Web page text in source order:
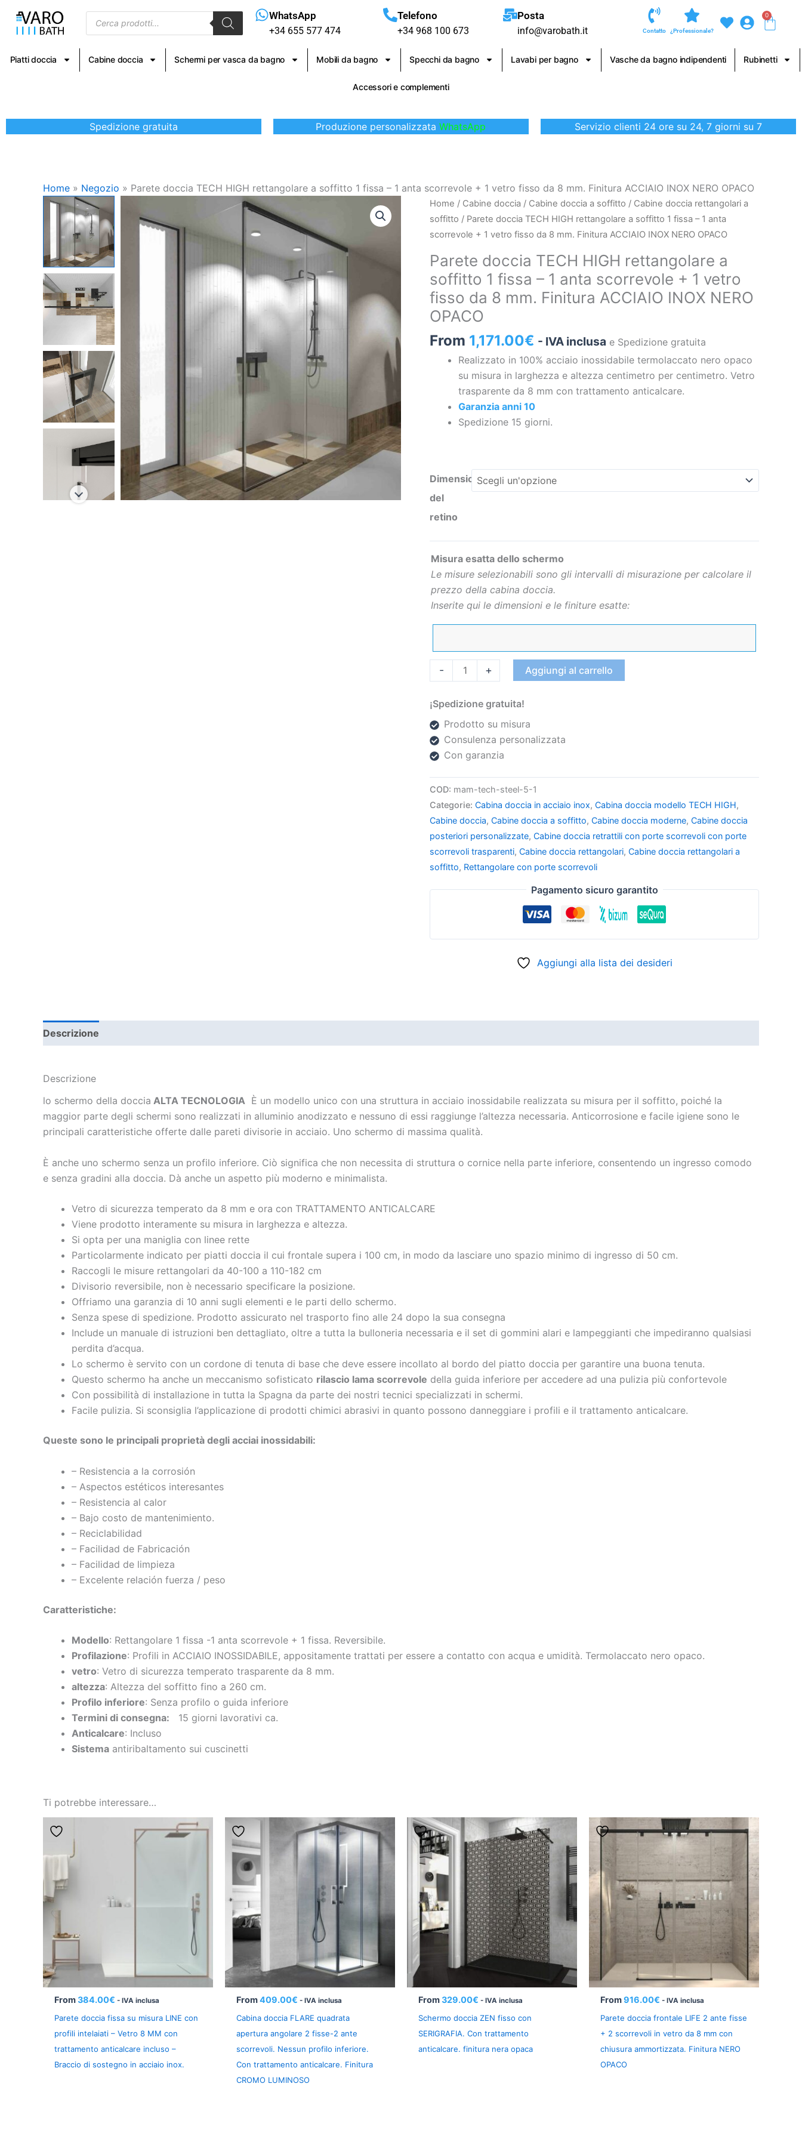
contenuto
Products
search
WhatsApp
+34 655 577 474
Telefono
+34 968 100 673
Posta
info@varobath.it Contatto ¿Professionale?
0
Piatti doccia Cabine doccia Schermi per vasca da bagno Mobili da bagno Specchi da bagno Lavabi per bagno Vasche da bagno indipendenti Rubinetti
Accessori e complementi
Spedizione gratuita Produzione personalizzataWhatsApp Servizio clienti 24 ore su 24, 7 giorni su 7
Home » Negozio » Parete doccia TECH HIGH rettangolare a soffitto 1 fissa – 1 anta scorrevole + 1 vetro fisso da 8 mm. Finitura ACCIAIO INOX NERO OPACO
Home / Cabine doccia / Cabine doccia a soffitto / Cabine doccia rettangolari a
soffitto / Parete doccia TECH HIGH rettangolare a soffitto 1 fissa – 1 anta
scorrevole + 1 vetro fisso da 8 mm. Finitura ACCIAIO INOX NERO OPACO
Parete doccia TECH HIGH rettangolare a
soffitto 1 fissa – 1 anta scorrevole + 1 vetro
fisso da 8 mm. Finitura ACCIAIO INOX NERO
OPACO
From 1,171.00€ - IVA inclusa e Spedizione gratuita
Realizzato in 100% acciaio inossidabile termolaccato nero opaco
su misura in larghezza e altezza centimetro per centimetro. Vetro
trasparente da 8 mm con trattamento anticalcare.
Garanzia anni 10
Spedizione 15 giorni.
Dimensioni
del
retino
Misura esatta dello schermo
Le misure selezionabili sono gli intervalli di misurazione per calcolare il
prezzo della cabina doccia.
Inserite qui le dimensioni e le finiture esatte:
-
Parete
doccia
TECH
rettangolare
a
soffitto
1
–
scorrevole
8
mm.
Finitura
INOX
NERO
OPACO
quantità
+ Aggiungi al carrello
¡Spedizione gratuita!
Prodotto su misura
Consulenza personalizzata
Con garanzia
COD: mam-tech-steel-5-1
Categorie: Cabina doccia in acciaio inox, Cabina doccia modello TECH HIGH,
Cabine doccia, Cabine doccia a soffitto, Cabine doccia moderne, Cabine doccia
posteriori personalizzate, Cabine doccia retrattili con porte scorrevoli con porte
scorrevoli trasparenti, Cabine doccia rettangolari, Cabine doccia rettangolari a
soffitto, Rettangolare con porte scorrevoli
Pagamento sicuro garantito
Aggiungi alla lista dei desideri
Descrizione
Descrizione
lo schermo della doccia ALTA TECNOLOGIA È un modello unico con una struttura in acciaio inossidabile realizzata su misura per il soffitto, poiché la
maggior parte degli schermi sono realizzati in alluminio anodizzato e nessuno di essi raggiunge l’altezza necessaria. Anticorrosione e facile igiene sono le
principali caratteristiche offerte dalle pareti divisorie in acciaio. Uno schermo di massima qualità.
È anche uno schermo senza un profilo inferiore. Ciò significa che non necessita di struttura o cornice nella parte inferiore, consentendo un ingresso comodo
e senza gradini alla doccia. Dà anche un aspetto più moderno e minimalista.
Vetro di sicurezza temperato da 8 mm e ora con TRATTAMENTO ANTICALCARE
Viene prodotto interamente su misura in larghezza e altezza.
Si opta per una maniglia con linee rette
Particolarmente indicato per piatti doccia il cui frontale supera i 100 cm, in modo da lasciare uno spazio minimo di ingresso di 50 cm.
Raccogli le misure rettangolari da 40-100 a 110-182 cm
Divisorio reversibile, non è necessario specificare la posizione.
Offriamo una garanzia di 10 anni sugli elementi e le parti dello schermo.
Senza spese di spedizione. Prodotto assicurato nel trasporto fino alle 24 dopo la sua consegna
Include un manuale di istruzioni ben dettagliato, oltre a tutta la bulloneria necessaria e il set di gommini alari e lampeggianti che impediranno qualsiasi
perdita d’acqua.
Lo schermo è servito con un cordone di tenuta di base che deve essere incollato al bordo del piatto doccia per garantire una buona tenuta.
Questo schermo ha anche un meccanismo sofisticato rilascio lama scorrevole della guida inferiore per accedere ad una pulizia più confortevole
Con possibilità di installazione in tutta la Spagna da parte dei nostri tecnici specializzati in schermi.
Facile pulizia. Si sconsiglia l’applicazione di prodotti chimici abrasivi in ​​quanto possono danneggiare i profili e il trattamento anticalcare.
Queste sono le principali proprietà degli acciai inossidabili:
– Resistencia a la corrosión
– Aspectos estéticos interesantes
– Resistencia al calor
– Bajo costo de mantenimiento.
– Reciclabilidad
– Facilidad de Fabricación
– Facilidad de limpieza
– Excelente relación fuerza / peso
Caratteristiche:
Modello: Rettangolare 1 fissa -1 anta scorrevole + 1 fissa. Reversibile.
Profilazione: Profili in ACCIAIO INOSSIDABILE, appositamente trattati per essere a contatto con acqua e umidità. Termolaccato nero opaco.
vetro: Vetro di sicurezza temperato trasparente da 8 mm.
altezza: Altezza del soffitto fino a 260 cm.
Profilo inferiore: Senza profilo o guida inferiore
Termini di consegna: 15 giorni lavorativi ca.
Anticalcare: Incluso
Sistema antiribaltamento sui cuscinetti
Ti potrebbe interessare…
From384.00€ - IVA inclusa
Parete doccia fissa su misura LINE con
profili intelaiati – Vetro 8 MM con
trattamento anticalcare incluso –
Braccio di sostegno in acciaio inox.
From409.00€ - IVA inclusa
Cabina doccia FLARE quadrata
apertura angolare 2 fisse-2 ante
scorrevoli. Nessun profilo inferiore.
Con trattamento anticalcare. Finitura
CROMO LUMINOSO
From329.00€ - IVA inclusa
Schermo doccia ZEN fisso con
SERIGRAFIA. Con trattamento
anticalcare. finitura nera opaca
From916.00€ - IVA inclusa
Parete doccia frontale LIFE 2 ante fisse
+ 2 scorrevoli in vetro da 8 mm con
chiusura ammortizzata. Finitura NERO
OPACO